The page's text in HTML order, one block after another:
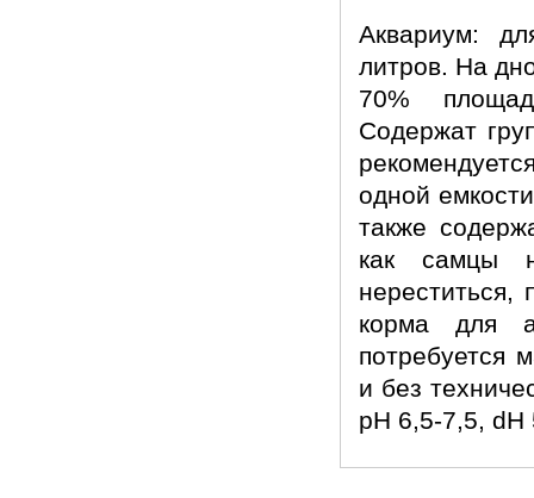
Аквариум:
литров. На
70%
Содержат
одной
также
как самцы
корма для
потребуется
и без
pH 6,5-7,5, dH